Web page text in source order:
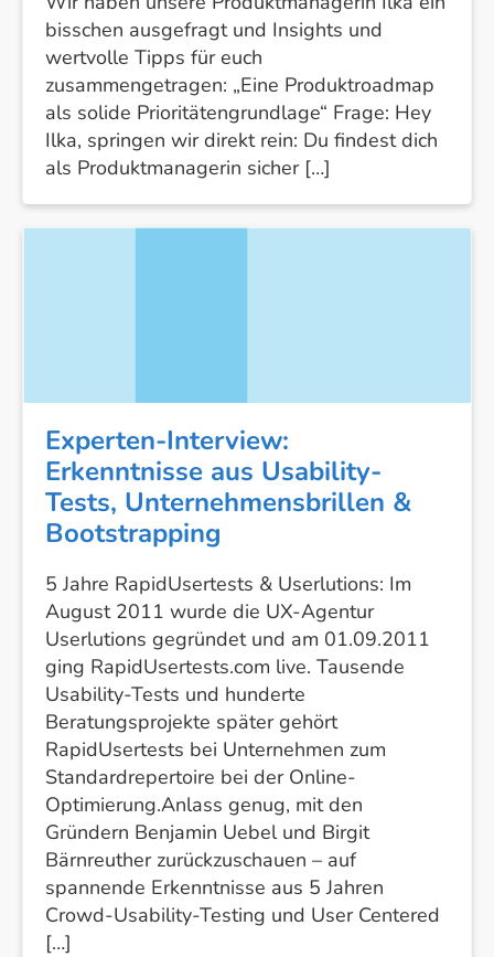
bisschen ausgefragt und Insights und
wertvolle Tipps für euch
zusammengetragen: „Eine Produktroadmap
als solide Prioritätengrundlage“ Frage: Hey
Ilka, springen wir direkt rein: Du findest dich
als Produktmanagerin sicher […]
Unternehmensbrillen
Bootstrapping
Experten-Interview:
Erkenntnisse aus Usability-
Tests, Unternehmensbrillen &
Bootstrapping
5 Jahre RapidUsertests & Userlutions: Im
August 2011 wurde die UX-Agentur
Userlutions gegründet und am 01.09.2011
ging RapidUsertests.com live. Tausende
Usability-Tests und hunderte
Beratungsprojekte später gehört
RapidUsertests bei Unternehmen zum
Standardrepertoire bei der Online-
Optimierung.Anlass genug, mit den
Gründern Benjamin Uebel und Birgit
Bärnreuther zurückzuschauen – auf
spannende Erkenntnisse aus 5 Jahren
Crowd-Usability-Testing und User Centered
[…]